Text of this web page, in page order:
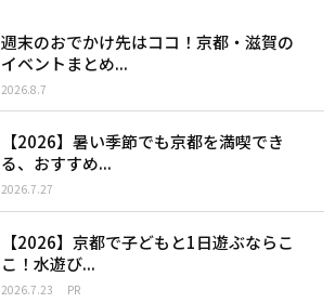
週末のおでかけ先はココ！京都・滋賀の
イベントまとめ...
2026.8.7
【2026】暑い季節でも京都を満喫でき
る、おすすめ...
2026.7.27
【2026】京都で子どもと1日遊ぶならこ
こ！水遊び...
2026.7.23 PR